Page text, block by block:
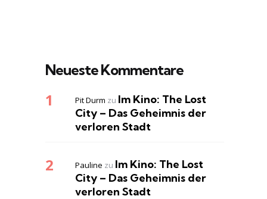
Neueste Kommentare
Pit Durm zu Im Kino: The Lost
City – Das Geheimnis der
verloren Stadt
Pauline zu Im Kino: The Lost
City – Das Geheimnis der
verloren Stadt